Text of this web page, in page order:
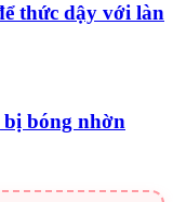
thức dậy với làn
bóng nhờn